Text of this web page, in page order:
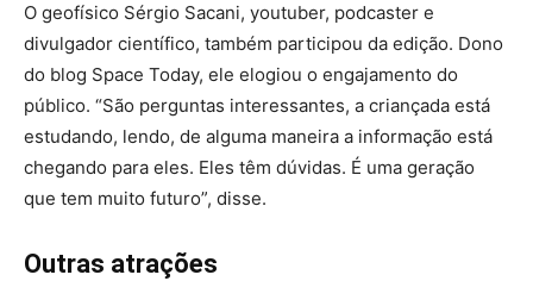
O geofísico Sérgio Sacani, youtuber, podcaster e
divulgador científico, também participou da edição. Dono
do blog Space Today, ele elogiou o engajamento do
público. “São perguntas interessantes, a criançada está
estudando, lendo, de alguma maneira a informação está
chegando para eles. Eles têm dúvidas. É uma geração
que tem muito futuro”, disse.
Outras atrações